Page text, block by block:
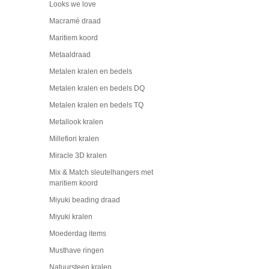
Looks we love
Macramé draad
Maritiem koord
Metaaldraad
Metalen kralen en bedels
Metalen kralen en bedels DQ
Metalen kralen en bedels TQ
Metallook kralen
Millefiori kralen
Miracle 3D kralen
Mix & Match sleutelhangers met
maritiem koord
Miyuki beading draad
Miyuki kralen
Moederdag items
Musthave ringen
Natuursteen kralen